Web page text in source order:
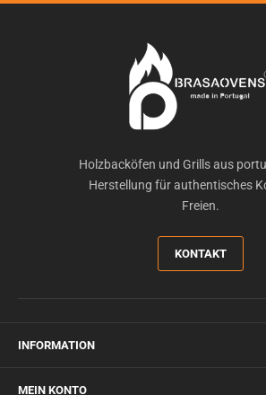
Holzbacköfen und Grills aus
Herstellung für authentisches
Freien.
KONTAKT
INFORMATION
MEIN KONTO